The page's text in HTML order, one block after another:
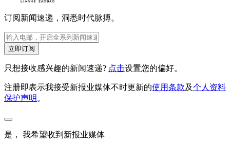
订阅新闻速递，洞悉时代脉搏。
立即订阅
只想接收感兴趣的新闻速递? 点击设置您的偏好。
注册即表示我接受新报业媒体不时更新的使用条款及个人资料
保护声明 。
是， 我希望收到新报业媒体